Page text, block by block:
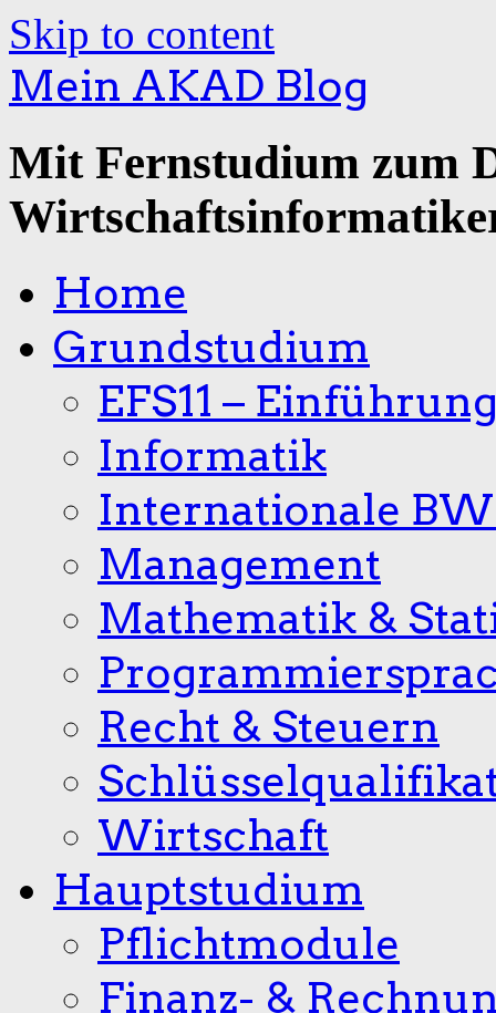
Skip to content
Mein AKAD Blog
Mit Fernstudium zum
Home
Grundstudium
EFS11 –
Informatik
Internationale
Management
Mathematik &
Recht & Steuern
Wirtschaft
Hauptstudium
Pflichtmodule
Finanz- &